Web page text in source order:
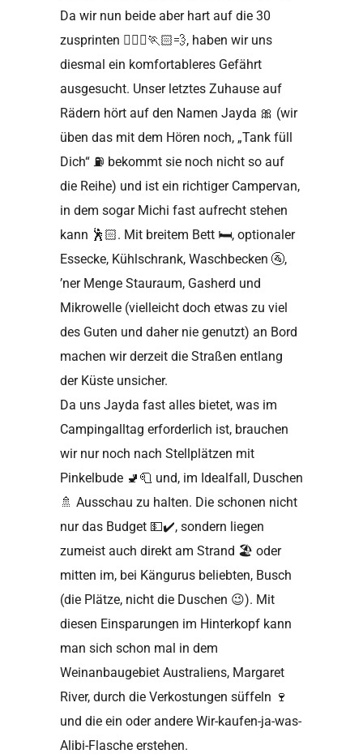
Da wir nun beide aber hart auf die 30
zusprinten 🏃🏼‍♀️🏃🏻💨, haben wir uns
diesmal ein komfortableres Gefährt
ausgesucht. Unser letztes Zuhause auf
Rädern hört auf den Namen Jayda 🎀 (wir
üben das mit dem Hören noch, „Tank füll
Dich“ ⛽️ bekommt sie noch nicht so auf
die Reihe) und ist ein richtiger Campervan,
in dem sogar Michi fast aufrecht stehen
kann 🕺🏻. Mit breitem Bett 🛏, optionaler
Essecke, Kühlschrank, Waschbecken 🚰,
’ner Menge Stauraum, Gasherd und
Mikrowelle (vielleicht doch etwas zu viel
des Guten und daher nie genutzt) an Bord
machen wir derzeit die Straßen entlang
der Küste unsicher.
Da uns Jayda fast alles bietet, was im
Campingalltag erforderlich ist, brauchen
wir nur noch nach Stellplätzen mit
Pinkelbude 🚽🧻 und, im Idealfall, Duschen
🚿 Ausschau zu halten. Die schonen nicht
nur das Budget 💵✔️, sondern liegen
zumeist auch direkt am Strand 🏖 oder
mitten im, bei Kängurus beliebten, Busch
(die Plätze, nicht die Duschen 😉). Mit
diesen Einsparungen im Hinterkopf kann
man sich schon mal in dem
Weinanbaugebiet Australiens, Margaret
River, durch die Verkostungen süffeln 🍷
und die ein oder andere Wir-kaufen-ja-was-
Alibi-Flasche erstehen.